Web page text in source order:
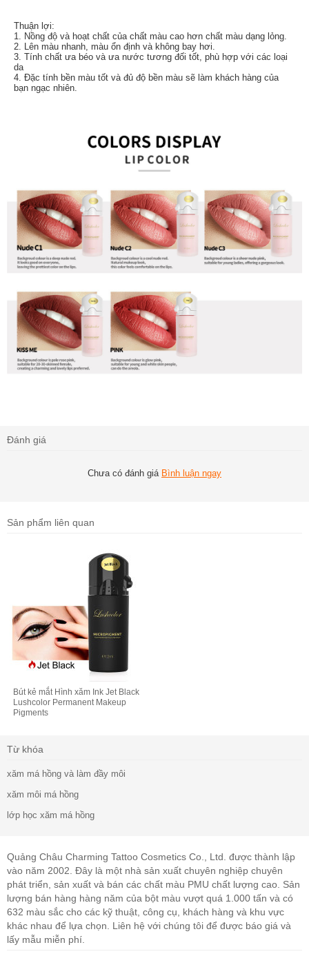
Thuận lợi:
1. Nồng độ và hoạt chất của chất màu cao hơn chất màu dạng lỏng.
2. Lên màu nhanh, màu ổn định và không bay hơi.
3. Tính chất ưa béo và ưa nước tương đối tốt, phù hợp với các loại
da
4. Đặc tính bền màu tốt và đủ độ bền màu sẽ làm khách hàng của
bạn ngạc nhiên.
Đánh giá
Chưa có đánh giá Bình luận ngay
Sản phẩm liên quan
Bút kẻ mắt Hình xăm Ink Jet Black
Lushcolor Permanent Makeup
Pigments
Từ khóa
xăm má hồng và làm đầy môi
xăm môi má hồng
lớp học xăm má hồng
Quảng Châu Charming Tattoo Cosmetics Co., Ltd. được thành lập
vào năm 2002. Đây là một nhà sản xuất chuyên nghiệp chuyên
phát triển, sản xuất và bán các chất màu PMU chất lượng cao. Sản
lượng bán hàng hàng năm của bột màu vượt quá 1.000 tấn và có
632 màu sắc cho các kỹ thuật, công cụ, khách hàng và khu vực
khác nhau để lựa chọn. Liên hệ với chúng tôi để được báo giá và
lấy mẫu miễn phí.